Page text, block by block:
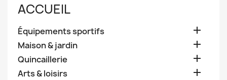
ACCUEIL
Équipements sportifs 
Maison & jardin 
Quincaillerie 
Arts & loisirs 